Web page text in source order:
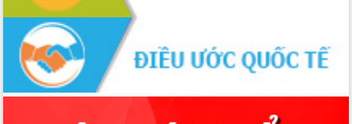
chuyển đổi số cho cán bộ, công chức
cấp xã
Đắk Lắk phát động hưởng ứng Ngày
Quyền của người tiêu dùng Việt Nam
2026
Đẩy mạnh cải cách hành chính, quyết
tâm đạt được mục tiêu tăng trưởng